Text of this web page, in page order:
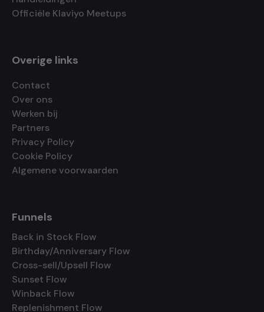
Officiële Klaviyo Meetups
Overige links
Contact
Over ons
Werken bij
Partners
Privacy Policy
Cookie Policy
Algemene voorwaarden
Funnels
Back in Stock Flow
Birthday/Anniversary Flow
Cross-sell/Upsell Flow
Sunset Flow
Winback Flow
Replenishment Flow